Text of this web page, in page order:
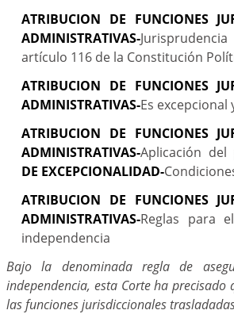
ATRIBUCION DE FUNCIONES
ADMINISTRATIVAS-
artículo 116 de la Constitución
ATRIBUCION DE FUNCIONES
ADMINISTRATIVAS-Es excepcional
ATRIBUCION DE FUNCIONES
ADMINISTRATIVAS-Aplicación del
DE EXCEPCIONALIDAD-
ATRIBUCION DE FUNCIONES
ADMINISTRATIVAS-Reglas para
independencia
Bajo la denominada regla de
independencia, esta Corte ha
las funciones jurisdiccionales